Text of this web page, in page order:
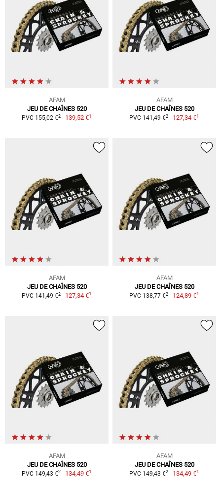
AFAM
JEU DE CHAÎNES 520
PVC 155,02 €2 139,52 €1
AFAM
JEU DE CHAÎNES 520
PVC 141,49 €2 127,34 €1
AFAM
JEU DE CHAÎNES 520
PVC 141,49 €2 127,34 €1
AFAM
JEU DE CHAÎNES 520
PVC 138,77 €2 124,89 €1
AFAM
JEU DE CHAÎNES 520
PVC 149,43 €2 134,49 €1
AFAM
JEU DE CHAÎNES 520
PVC 149,43 €2 134,49 €1